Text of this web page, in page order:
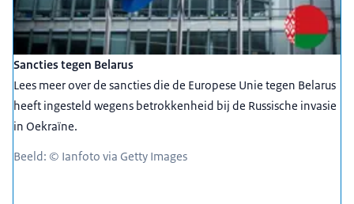
Sancties tegen Belarus
Lees meer over de sancties die de Europese Unie tegen Belarus
heeft ingesteld wegens betrokkenheid bij de Russische invasie
in Oekraïne.
Beeld: © Ianfoto via Getty Images